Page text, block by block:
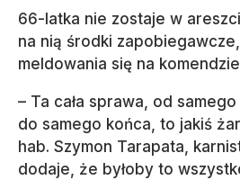
66-latka nie zostaje w
na nią środki
meldowania się na
– Ta cała sprawa, od
do samego końca, to jakiś
hab. Szymon Tarapata,
dodaje, że byłoby to